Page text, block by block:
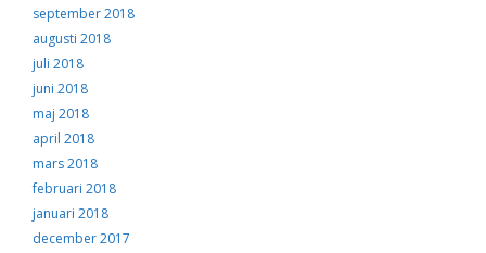
september 2018
augusti 2018
juli 2018
juni 2018
maj 2018
april 2018
mars 2018
februari 2018
januari 2018
december 2017